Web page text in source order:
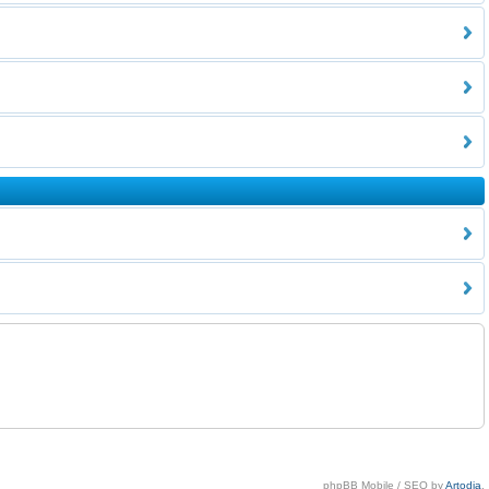
phpBB Mobile / SEO byArtodia